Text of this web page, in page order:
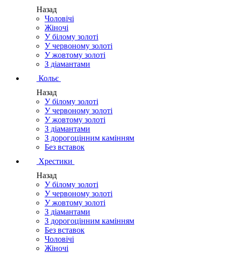
Назад
Чоловічі
Жіночі
У білому золоті
У червоному золоті
У жовтому золоті
З діамантами
Кольє
Назад
У білому золоті
У червоному золоті
У жовтому золоті
З діамантами
З дорогоцінним камінням
Без вставок
Хрестики
Назад
У білому золоті
У червоному золоті
У жовтому золоті
З діамантами
З дорогоцінним камінням
Без вставок
Чоловічі
Жіночі